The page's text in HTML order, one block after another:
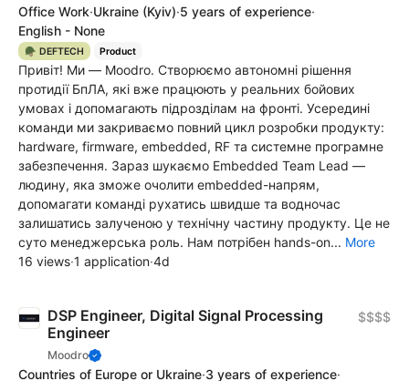
Office Work·Ukraine (Kyiv)·5 years of experience·
English - None
🪖 DEFTECH Product
Привіт! Ми — Moodro. Створюємо автономні рішення
протидії БпЛА, які вже працюють у реальних бойових
умовах і допомагають підрозділам на фронті. Усередині
команди ми закриваємо повний цикл розробки продукту:
hardware, firmware, embedded, RF та системне програмне
забезпечення. Зараз шукаємо Embedded Team Lead —
людину, яка зможе очолити embedded-напрям,
допомагати команді рухатись швидше та водночас
залишатись залученою у технічну частину продукту. Це не
суто менеджерська роль. Нам потрібен hands-on... More
16 views·1 application·4d
DSP Engineer, Digital Signal Processing
Engineer
Moodro
$$$$
Countries of Europe or Ukraine·3 years of experience·